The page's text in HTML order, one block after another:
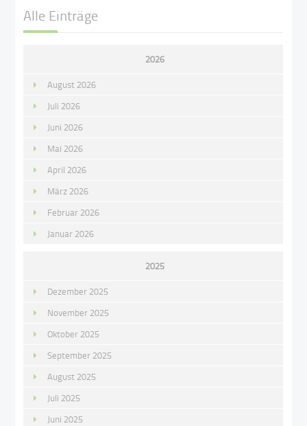
Alle Einträge
2026
August 2026
Juli 2026
Juni 2026
Mai 2026
April 2026
März 2026
Februar 2026
Januar 2026
2025
Dezember 2025
November 2025
Oktober 2025
September 2025
August 2025
Juli 2025
Juni 2025